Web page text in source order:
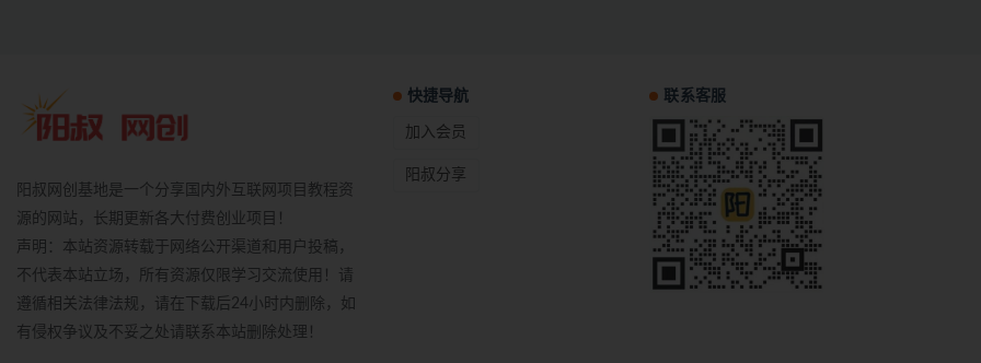
阳叔网创基地是一个分享国内外互联网项目教程资
源的网站，长期更新各大付费创业项目！
声明：本站资源转载于网络公开渠道和用户投稿，
不代表本站立场，所有资源仅限学习交流使用！请
遵循相关法律法规，请在下载后24小时内删除，如
有侵权争议及不妥之处请联系本站删除处理！
快捷导航
加入会员
阳叔分享
联系客服